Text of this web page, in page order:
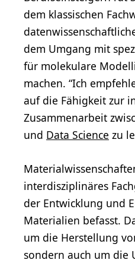
dem klassischen
dem Umgang mit
für molekulare
machen. “Ich
auf die Fähigkeit zur
Zusammenarbeit
und Data Science zu
interdisziplinäres
der Entwicklung und
Materialien befasst.
um die Herstellung
sondern auch um die